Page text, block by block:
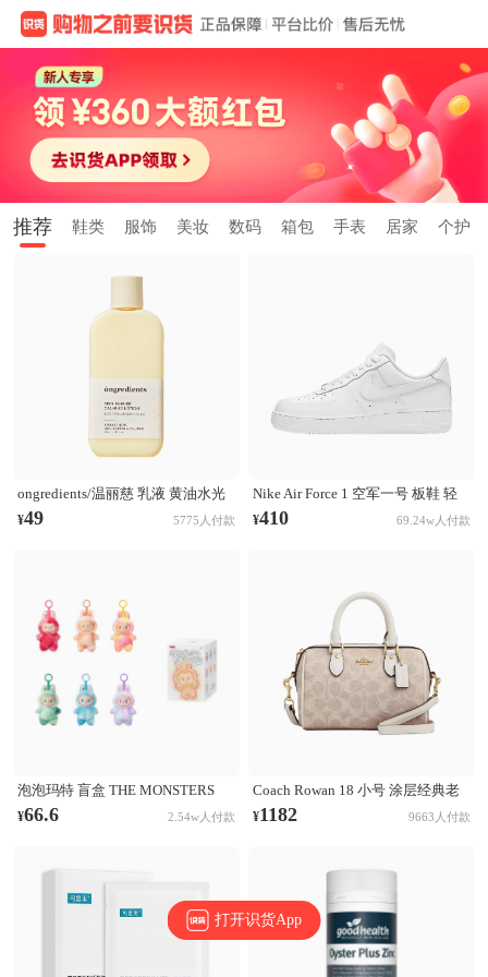
推荐 鞋类 服饰 美妆 数码 箱包 手表 居家 个护
ongredients/温丽慈 乳液 黄油水光
妆前乳液 舒缓肌肤 修护保湿
¥49 5775人付款
Nike Air Force 1 空军一号 板鞋 轻
便舒适百搭耐磨防滑复古 White 纯
¥410 69.24w人付款
泡泡玛特 盲盒 THE MONSTERS
LABUBU第三代3.0 前方高能系列
¥66.6 2.54w人付款
Coach Rowan 18 小号 涂层经典老
花印花拉链开合PVC拼皮单肩斜挎
¥1182 9663人付款
打开识货App